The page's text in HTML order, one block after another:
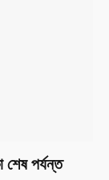
শেষ পর্যন্ত